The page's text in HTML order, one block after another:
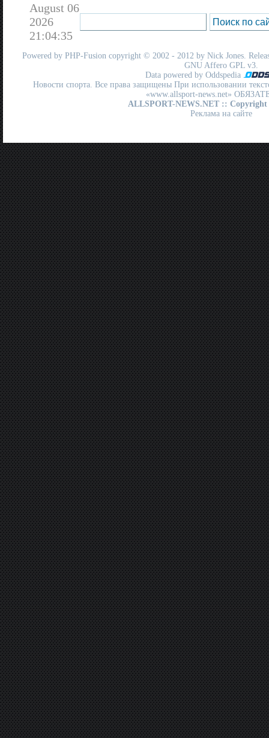
August 06
2026
21:04:35
Powered by PHP-Fusion copyright © 2002 - 2012 by Nick Jones.
GNU Affero GPL v3.
Data powered by Oddspedia
Новости спорта. Все права защищены При использовании
«www.allsport-news.net»
ALLSPORT-NEWS.NET :: Copyright
Реклама на сайте